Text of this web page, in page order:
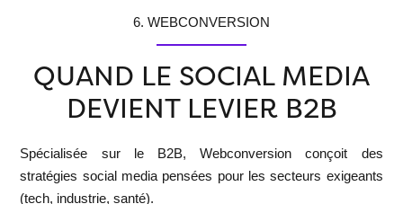
6. WEBCONVERSION
QUAND LE SOCIAL MEDIA
DEVIENT LEVIER B2B
Spécialisée sur le B2B,Webconversion conçoit des
stratégies social media pensées pour les secteurs exigeants
(tech, industrie, santé).